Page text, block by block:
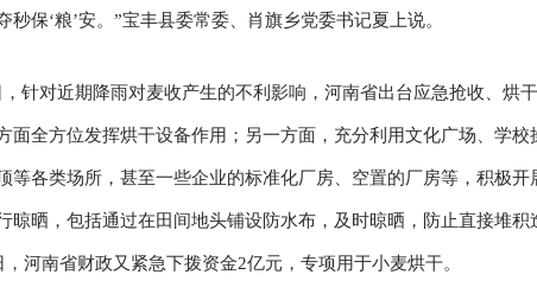
秒保‘粮’安。”宝丰县委常委、肖旗乡党委书记夏上说。
，针对近期降雨对麦收产生的不利影响，河南省出台应急抢收、烘
面全方位发挥烘干设备作用；另一方面，充分利用文化广场、学校
等各类场所，甚至一些企业的标准化厂房、空置的厂房等，积极开
晾晒，包括通过在田间地头铺设防水布，及时晾晒，防止直接堆积
，河南省财政又紧急下拨资金2亿元，专项用于小麦烘干。